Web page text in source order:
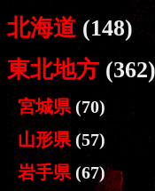
北海道(148)
東北地方 (362)
宮城県 (70)
山形県 (57)
岩手県 (67)